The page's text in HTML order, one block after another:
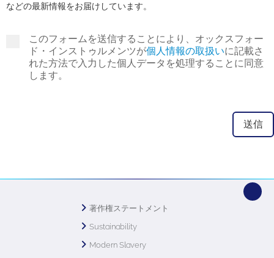
などの最新情報をお届けしています。
このフォームを送信することにより、オックスフォー
ド・インストゥルメンツが個人情報の取扱いに記載さ
れた方法で入力した個人データを処理することに同意
します。
著作権ステートメント
Sustainability
Modern Slavery